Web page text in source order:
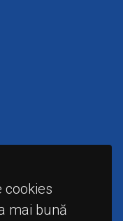
cookies
mai bună